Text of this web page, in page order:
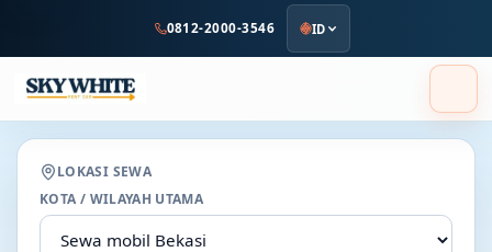
utama
0812-2000-3546 ID
LOKASI SEWA
KOTA / WILAYAH UTAMA